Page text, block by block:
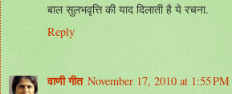
बाल सुलभवृत्ति की याद दिलाती है ये रचना.
Reply
वाणी गीत November 17, 2010 at 1:55 PM